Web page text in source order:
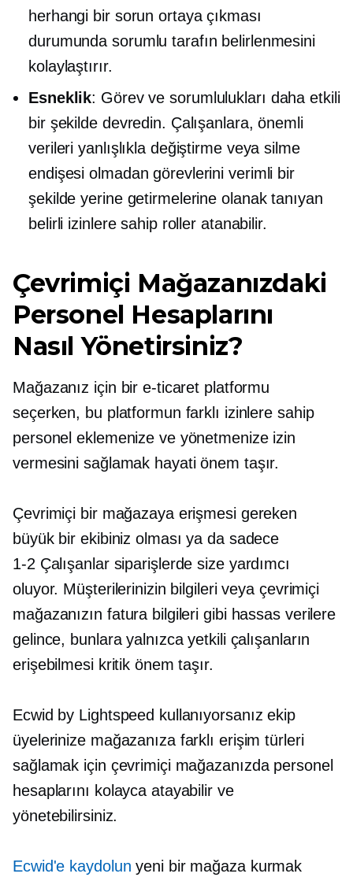
herhangi bir sorun ortaya çıkması
durumunda sorumlu tarafın belirlenmesini
kolaylaştırır.
Esneklik: Görev ve sorumlulukları daha etkili
bir şekilde devredin. Çalışanlara, önemli
verileri yanlışlıkla değiştirme veya silme
endişesi olmadan görevlerini verimli bir
şekilde yerine getirmelerine olanak tanıyan
belirli izinlere sahip roller atanabilir.
Çevrimiçi Mağazanızdaki
Personel Hesaplarını
Nasıl Yönetirsiniz?
Mağazanız için bir e-ticaret platformu
seçerken, bu platformun farklı izinlere sahip
personel eklemenize ve yönetmenize izin
vermesini sağlamak hayati önem taşır.
Çevrimiçi bir mağazaya erişmesi gereken
büyük bir ekibiniz olması ya da sadece
1-2 Çalışanlar siparişlerde size yardımcı
oluyor. Müşterilerinizin bilgileri veya çevrimiçi
mağazanızın fatura bilgileri gibi hassas verilere
gelince, bunlara yalnızca yetkili çalışanların
erişebilmesi kritik önem taşır.
Ecwid by Lightspeed kullanıyorsanız ekip
üyelerinize mağazanıza farklı erişim türleri
sağlamak için çevrimiçi mağazanızda personel
hesaplarını kolayca atayabilir ve
yönetebilirsiniz.
Ecwid'e kaydolun yeni bir mağaza kurmak